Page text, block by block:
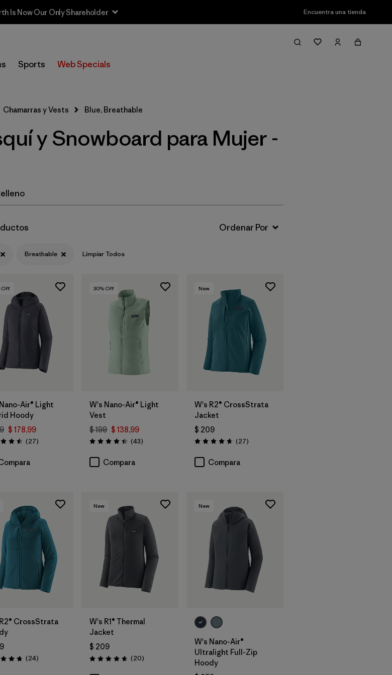
Encuentra una tienda
Sports Web Specials
Filter & Sort
Chamarras y Vests Blue, Breathable
y Snowboard para Mujer -
Breathable Limpiar Todos
Off
Air® Light
Hoody
$ 178,99
4.5 / 5
(27Comentarios
)
30% Off
W's Nano-Air® Light
Vest
$ 199 $ 138,99
Valoración: 4.4 / 5
(43Comentarios
)
Compara
New
W's R2® CrossStrata
Jacket
$ 209
Valoración: 4.7 / 5
(27Comentarios
)
Compara
CrossStrata
4.8 / 5
(24Comentarios
)
New
W's R1® Thermal
Jacket
$ 209
Valoración: 4.7 / 5
(20Comentarios
)
New
W's Nano-Air®
Ultralight Full-Zip
Hoody